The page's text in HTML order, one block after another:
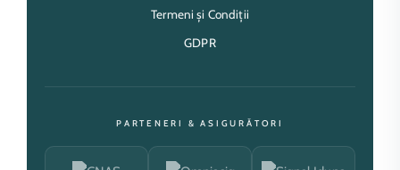
Termeni și Condiții
GDPR
PARTENERI & ASIGURĂTORI